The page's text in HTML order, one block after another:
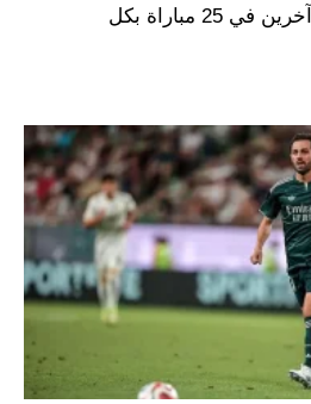
سجل 17 هدفًا وصنع 10 آخرين في 25 مباراة بكل